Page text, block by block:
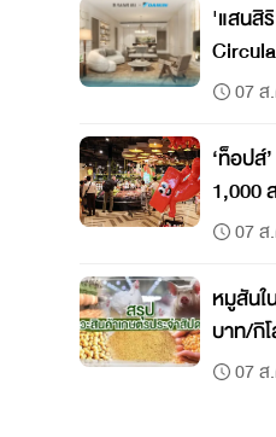
'แสนสิ
07 ส
‘ท็อปส์
1,000
07 ส
หมูสันใ
บาท/กิ
กิโลกรัม
07 ส